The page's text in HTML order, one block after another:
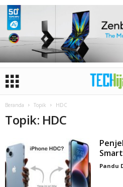
Beranda Topik HDC
Topik: HDC
Pandu